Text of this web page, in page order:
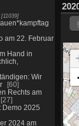
11039
am 22. Februar
Hand in
Wir
60
Rechts am
27
Demo 2025
2024 am